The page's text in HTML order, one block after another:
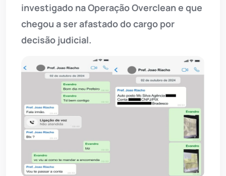
investigado na Operação Overclean e que
chegou a ser afastado do cargo por
decisão judicial.